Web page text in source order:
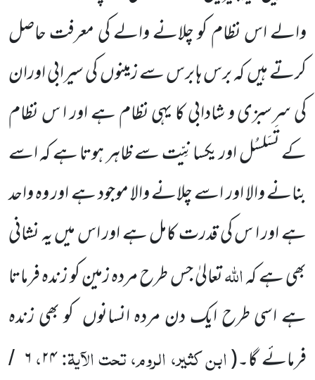
والے اس نظام کو چلانے والے کی معرفت حاصل
کرتے ہیں کہ برس ہا برس سے زمینوں کی سیرابی اوران
کی سرسبزی و شادابی کا یہی نظام ہے اور ا س نظام
کے تَسَلسُل اور یکسانِیّت سے ظاہر ہوتا ہے کہ اسے
بنانے والا اور اسے چلانے والا موجود ہے اور وہ واحد
ہے اور ا س کی قدرت کامل ہے اور اس میں یہ نشانی
بھی ہے کہاللہتعالیٰ جس طرح مردہ زمین کو زندہ فرماتا
ہے اسی طرح ایک دن مردہ انسانوں کو بھی زندہ
فرمائے گا۔(ابن کثیر، الروم، تحت الآیۃ:۲۴،۶ /